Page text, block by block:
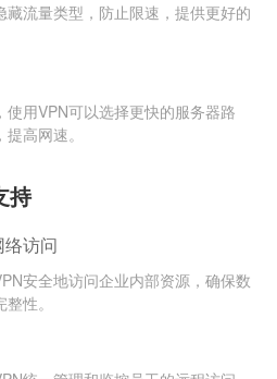
藏流量类型，防止限速，提供更好的
使用VPN可以选择更快的服务器路
高网速。
持
访问
安全地访问企业内部资源，确保数
性。